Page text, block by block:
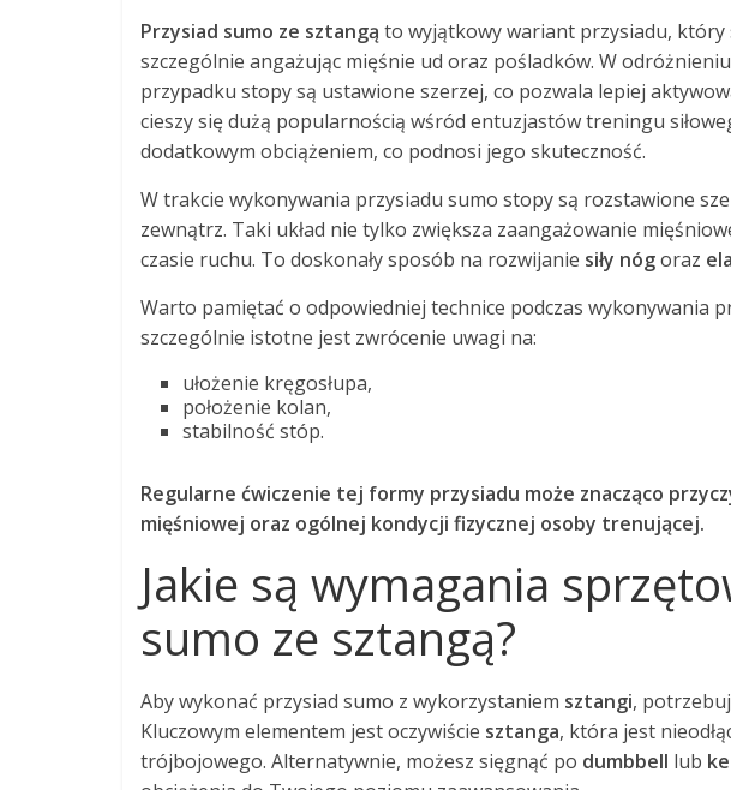
Przysiad sumo ze sztangą to wyjątkowy wariant przysiadu, który
szczególnie angażując mięśnie ud oraz pośladków. W
przypadku stopy są ustawione szerzej, co pozwala lepiej
cieszy się dużą popularnością wśród entuzjastów treningu
dodatkowym obciążeniem, co podnosi jego skuteczność.
W trakcie wykonywania przysiadu sumo stopy są rozstawione
zewnątrz. Taki układ nie tylko zwiększa zaangażowanie
czasie ruchu. To doskonały sposób na rozwijanie siły nógoraz
Warto pamiętać o odpowiedniej technice podczas wykonywania
szczególnie istotne jest zwrócenie uwagi na:
ułożenie kręgosłupa,
położenie kolan,
stabilność stóp.
Regularne ćwiczenie tej formy przysiadu może znacząco
mięśniowej oraz ogólnej kondycji fizycznej osoby trenującej.
Jakie są wymagania
sumo ze sztangą?
Aby wykonać przysiad sumo z wykorzystaniem sztangi,
Kluczowym elementem jest oczywiście sztanga, która jest
trójbojowego. Alternatywnie, możesz sięgnąć po dumbbell lub